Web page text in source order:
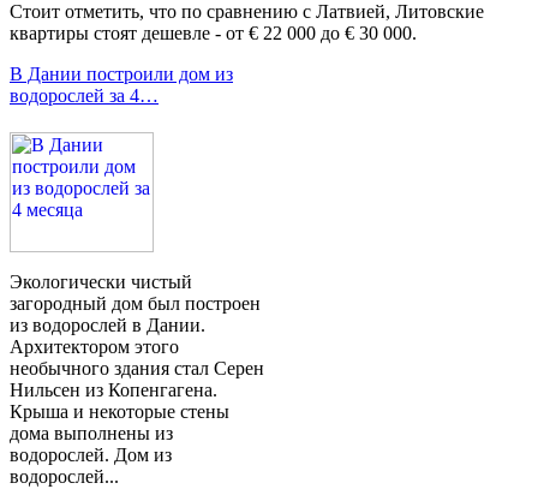
Стоит отметить, что по сравнению с Латвией, Литовские
квартиры стоят дешевле - от € 22 000 до € 30 000.
В Дании построили дом из
водорослей за 4…
Экологически чистый
загородный дом был построен
из водорослей в Дании.
Архитектором этого
необычного здания стал Серен
Нильсен из Копенгагена.
Крыша и некоторые стены
дома выполнены из
водорослей. Дом из
водорослей...